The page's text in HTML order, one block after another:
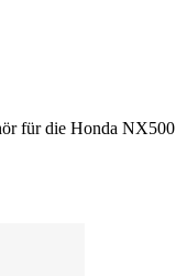
für die Honda NX500